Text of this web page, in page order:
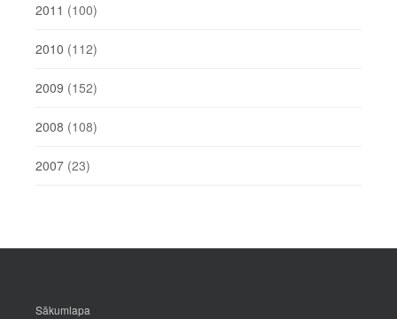
2011 (100)
2010 (112)
2009 (152)
2008 (108)
2007 (23)
Sākumlapa